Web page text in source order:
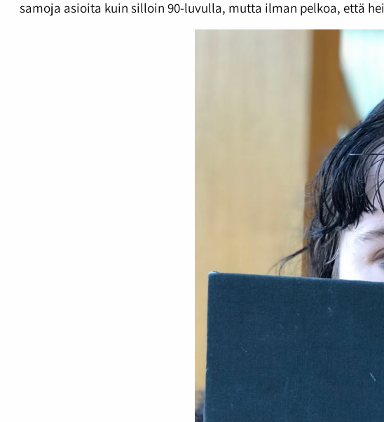
samoja asioita kuin silloin 90-luvulla, mutta ilman pelkoa, että